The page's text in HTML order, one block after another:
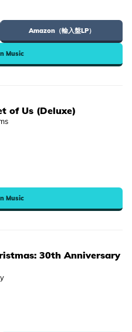
Amazon（輸入盤LP）
Music
of Us (Deluxe)
Music
30th Anniversary